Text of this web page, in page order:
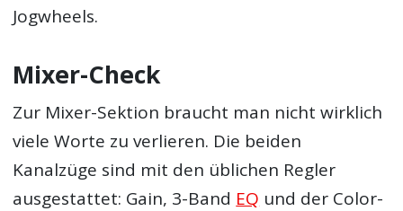
Jogwheels.
Mixer-Check
Zur Mixer-Sektion braucht man nicht wirklich
viele Worte zu verlieren. Die beiden
Kanalzüge sind mit den üblichen Regler
ausgestattet: Gain, 3-Band EQ und der Color-